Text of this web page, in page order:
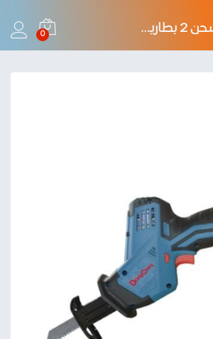
منشار اركيت شحن 2 بطارية وشاحن بشنطة بلاستيك 12فولت دونج شونج 0